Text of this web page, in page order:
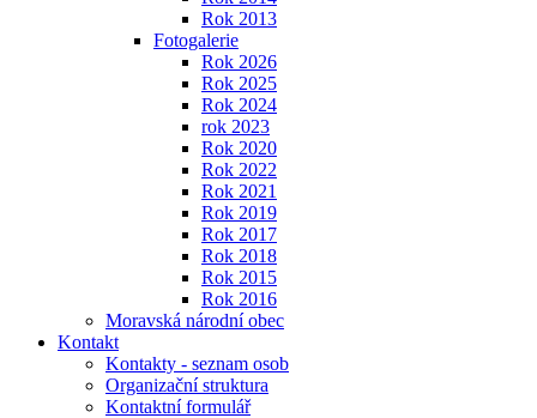
Rok 2013
Fotogalerie
Rok 2026
Rok 2025
Rok 2024
rok 2023
Rok 2020
Rok 2022
Rok 2021
Rok 2019
Rok 2017
Rok 2018
Rok 2015
Rok 2016
Moravská národní obec
Kontakt
Kontakty - seznam osob
Organizační struktura
Kontaktní formulář